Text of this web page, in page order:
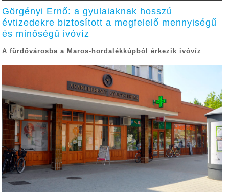
Görgényi Ernő: a gyulaiaknak hosszú
évtizedekre biztosított a megfelelő mennyiségű
és minőségű ivóvíz
A fürdővárosba a Maros-hordalékkúpból érkezik ivóvíz